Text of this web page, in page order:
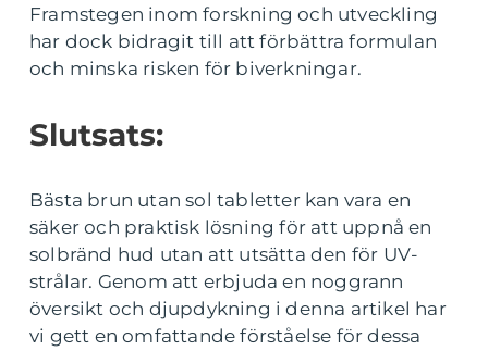
Framstegen inom forskning och utveckling
har dock bidragit till att förbättra formulan
och minska risken för biverkningar.
Slutsats:
Bästa brun utan sol tabletter kan vara en
säker och praktisk lösning för att uppnå en
solbränd hud utan att utsätta den för UV-
strålar. Genom att erbjuda en noggrann
översikt och djupdykning i denna artikel har
vi gett en omfattande förståelse för dessa